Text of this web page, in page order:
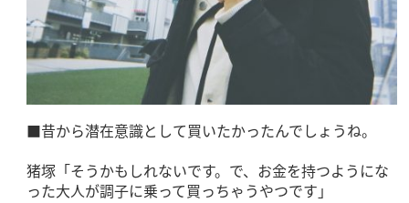
■昔から潜在意識として買いたかったんでしょうね。
猪塚「そうかもしれないです。で、お金を持つようにな
った大人が調子に乗って買っちゃうやつです」